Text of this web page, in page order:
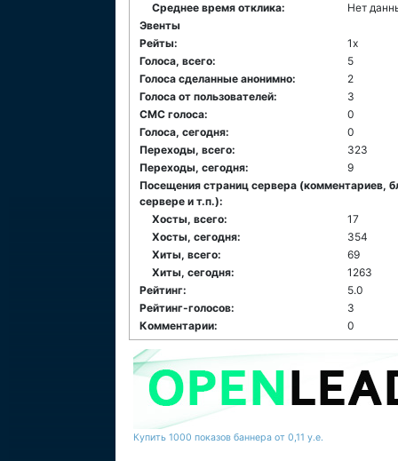
Среднее время отклика:
Нет
Эвенты
Рейты:
1x
Голоса, всего:
5
Голоса сделанные анонимно:
2
Голоса от пользователей:
3
СМС голоса:
0
Голоса, сегодня:
0
Переходы, всего:
323
Переходы, сегодня:
9
Посещения страниц сервера (комментариев,
сервере и т.п.):
Хосты, всего:
17
Хосты, сегодня:
354
Хиты, всего:
69
Хиты, сегодня:
1263
Рейтинг:
5.0
Рейтинг-голосов:
3
Комментарии:
0
Купить 1000 показов баннера от 0,11 у.е.